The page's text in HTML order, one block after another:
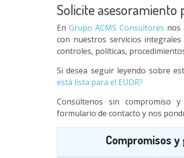
Solicite asesoramiento
En Grupo ACMS Consultores nos
con nuestros servicios
controles, políticas,
Si desea seguir leyendo sobre
está lista para el EUDR?
Consúltenos sin compromiso
formulario de contacto y nos
Compromisos y